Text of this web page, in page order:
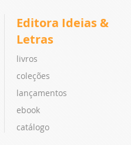
Editora Ideias &
Letras
livros
coleções
lançamentos
ebook
catálogo